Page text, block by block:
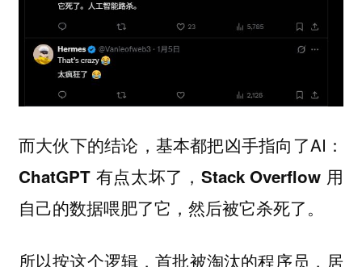
而大伙下的结论，基本都把凶手指向了AI：
ChatGPT 有点太坏了，Stack Overflow 用
自己的数据喂肥了它，然后被它杀死了。
所以按这个逻辑，首批被淘汰的程序员，居